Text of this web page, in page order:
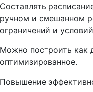
Cоставлять
ручном и смешанном
ограничений и
Можно построить как
оптимизированное.
Повышение